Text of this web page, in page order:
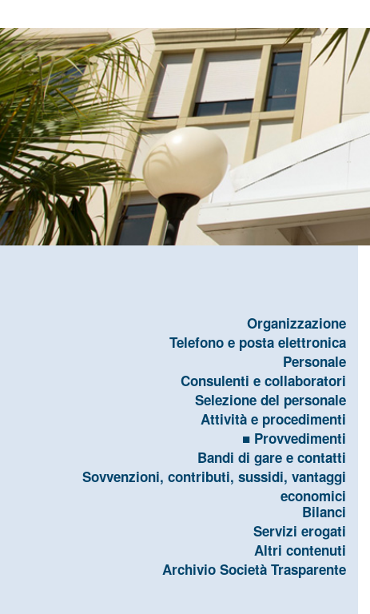
Organizzazione
Telefono e posta elettronica
Personale
Consulenti e collaboratori
Selezione del personale
Attività e procedimenti
Provvedimenti
Bandi di gare e contatti
Sovvenzioni, contributi, sussidi, vantaggi
economici
Bilanci
Servizi erogati
Altri contenuti
Archivio Società Trasparente